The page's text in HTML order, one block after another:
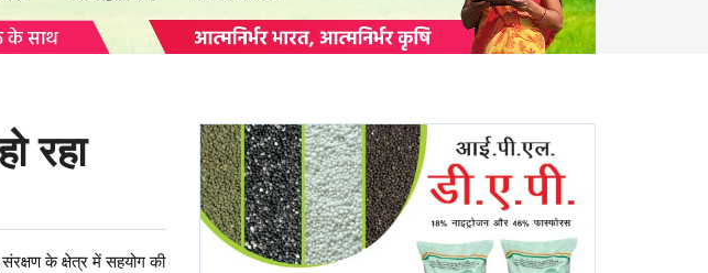
रहा
के क्षेत्र में सहयोग की